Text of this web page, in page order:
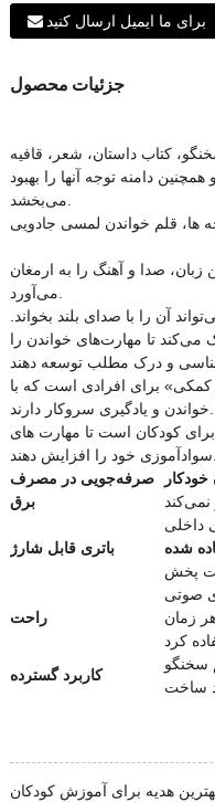
برای ما ایمیل ارسال کنید
جزئیات محصول
کتاب داستان، شعر، قافیه
دامنه توجه آنها را بهبود
ها، قلم خواندن لمسی جادویی
صدا و آهنگ را به ارمغان
آن را با صدای بلند بخواند.
تا مهارت‌های خواندن را
کمکی» برای افرادی است که با
کودکان است تا مهارت های
صرفه‌جویی در مصرف
برق
باتری قابل شارژ
راحت
زمان
کرد
کاربرد گسترده
سخنگو
ساخت
هدیه برای آموزش کودکان